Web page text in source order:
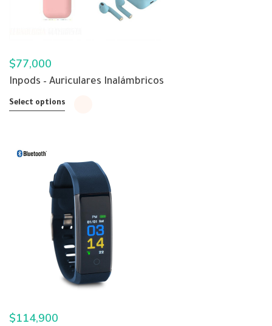
$77,000
Inpods – Auriculares Inalámbricos
Select options
$114,900